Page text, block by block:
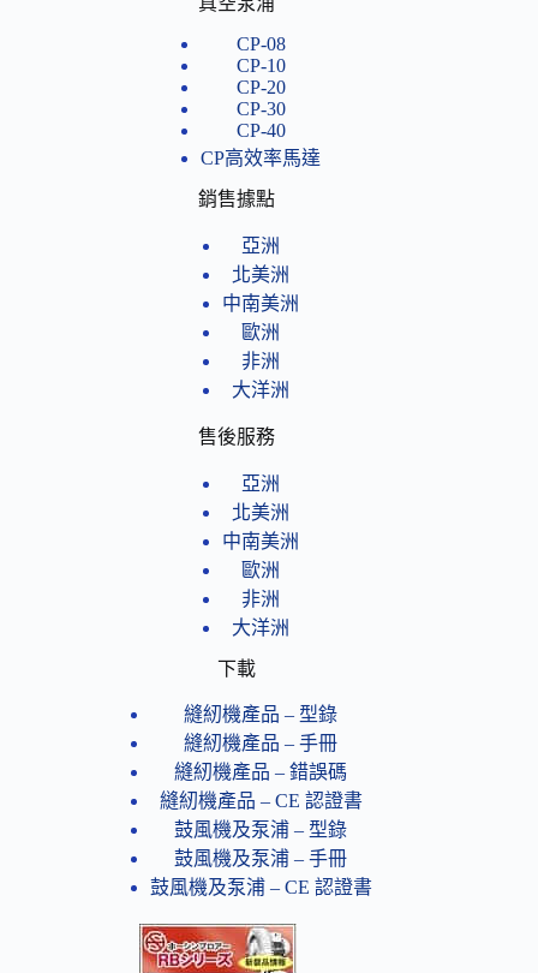
CP-08
CP-10
CP-20
CP-30
CP-40
CP高效率馬達
銷售據點
亞洲
北美洲
中南美洲
歐洲
非洲
大洋洲
售後服務
亞洲
北美洲
中南美洲
歐洲
非洲
大洋洲
下載
縫紉機產品 – 型錄
縫紉機產品 – 手冊
縫紉機產品 – 錯誤碼
縫紉機產品 – CE 認證書
鼓風機及泵浦 – 型錄
鼓風機及泵浦 – 手冊
鼓風機及泵浦 – CE 認證書